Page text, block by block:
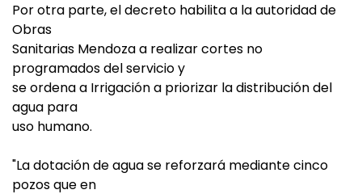
Por otra parte, el decreto habilita a la autoridad de
Obras
Sanitarias Mendoza a realizar cortes no
programados del servicio y
se ordena a Irrigación a priorizar la distribución del
agua para
uso humano.
"La dotación de agua se reforzará mediante cinco
pozos que en